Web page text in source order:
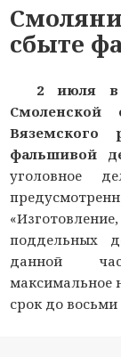
сбыте
2 июля в
Смоленской
Вяземского
фальшивой
уголовное
поддельных
данной
максимальное
срок до восьми